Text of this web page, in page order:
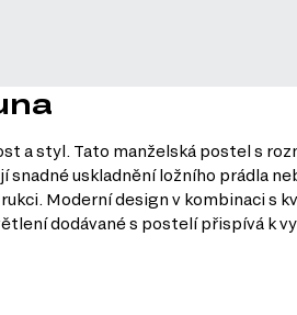
a styl. Tato manželská postel s
snadné uskladnění ložního prádla
Moderní design v kombinaci s
dodávané s postelí přispívá k